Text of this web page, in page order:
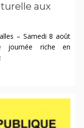
aux
– Samedi 8 août
journée riche en